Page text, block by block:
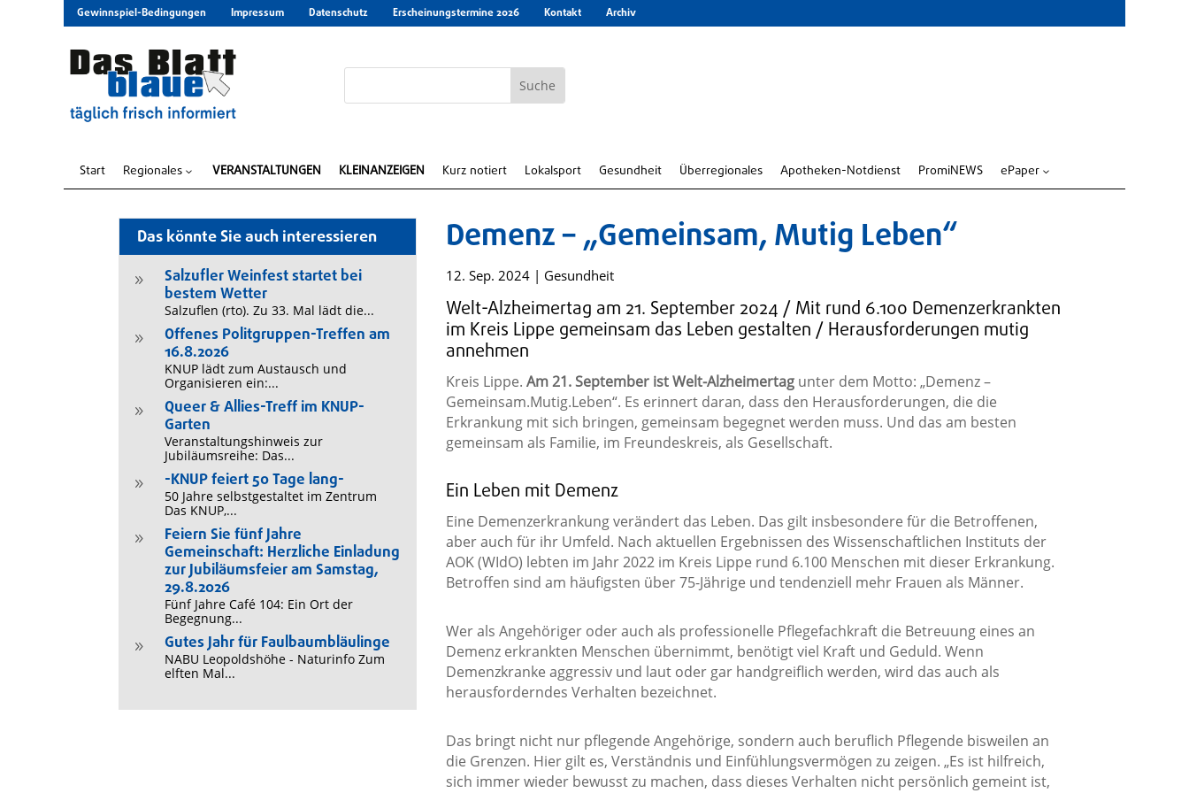
Gewinnspiel-Bedingungen Impressum Datenschutz Erscheinungstermine 2026 Kontakt Archiv
Start Regionales 3 VERANSTALTUNGEN KLEINANZEIGEN Kurz notiert Lokalsport Gesundheit Überregionales Apotheken-Notdienst PromiNEWS ePaper 3
Das könnte Sie auch interessieren
9
Salzufler Weinfest startet bei
bestem Wetter
Salzuflen (rto). Zu 33. Mal lädt die...
9
Offenes Politgruppen-Treffen am
16.8.2026
KNUP lädt zum Austausch und
Organisieren ein:...
9
Queer & Allies-Treff im KNUP-
Garten
Veranstaltungshinweis zur
Jubiläumsreihe: Das...
9 -KNUP feiert 50 Tage lang-
50 Jahre selbstgestaltet im Zentrum
Das KNUP,...
9
Feiern Sie fünf Jahre
Gemeinschaft: Herzliche Einladung
zur Jubiläumsfeier am Samstag,
29.8.2026
Fünf Jahre Café 104: Ein Ort der
Begegnung...
9 Gutes Jahr für Faulbaumbläulinge
NABU Leopoldshöhe - Naturinfo Zum
elften Mal...
Demenz – „Gemeinsam, Mutig Leben“
12. Sep. 2024| Gesundheit
Welt-Alzheimertag am 21. September 2024 / Mit rund 6.100 Demenzerkrankten
im Kreis Lippe gemeinsam das Leben gestalten / Herausforderungen mutig
annehmen
Kreis Lippe. Am 21. September ist Welt-Alzheimertagunter dem Motto: „Demenz –
Gemeinsam.Mutig.Leben“. Es erinnert daran, dass den Herausforderungen, die die
Erkrankung mit sich bringen, gemeinsam begegnet werden muss. Und das am besten
gemeinsam als Familie, im Freundeskreis, als Gesellschaft.
Ein Leben mit Demenz
Eine Demenzerkrankung verändert das Leben. Das gilt insbesondere für die Betroffenen,
aber auch für ihr Umfeld. Nach aktuellen Ergebnissen des Wissenschaftlichen Instituts der
AOK (WIdO) lebten im Jahr 2022 im Kreis Lippe rund 6.100 Menschen mit dieser Erkrankung.
Betroffen sind am häufigsten über 75-Jährige und tendenziell mehr Frauen als Männer.
Wer als Angehöriger oder auch als professionelle Pflegefachkraft die Betreuung eines an
Demenz erkrankten Menschen übernimmt, benötigt viel Kraft und Geduld. Wenn
Demenzkranke aggressiv und laut oder gar handgreiflich werden, wird das auch als
herausforderndes Verhalten bezeichnet.
Das bringt nicht nur pflegende Angehörige, sondern auch beruflich Pflegende bisweilen an
die Grenzen. Hier gilt es, Verständnis und Einfühlungsvermögen zu zeigen. „Es ist hilfreich,
sich immer wieder bewusst zu machen, dass dieses Verhalten nicht persönlich gemeint ist,